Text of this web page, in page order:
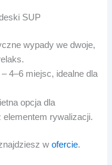
SUP
wypady we dwoje,
– 4–6 miejsc, idealne dla
opcja dla
rywalizacji.
wofercie.